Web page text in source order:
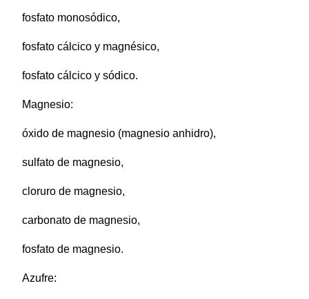
fosfato monosódico,
fosfato cálcico y magnésico,
fosfato cálcico y sódico.
Magnesio:
óxido de magnesio (magnesio anhidro),
sulfato de magnesio,
cloruro de magnesio,
carbonato de magnesio,
fosfato de magnesio.
Azufre: